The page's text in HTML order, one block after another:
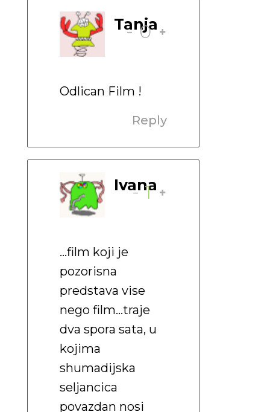
Tanja
- 0
Odlican Film !
Reply
Ivana
- 1
…film koji je
pozorisna
predstava vise
nego film…traje
dva spora sata, u
kojima
shumadijska
seljancica
povazdan nosi